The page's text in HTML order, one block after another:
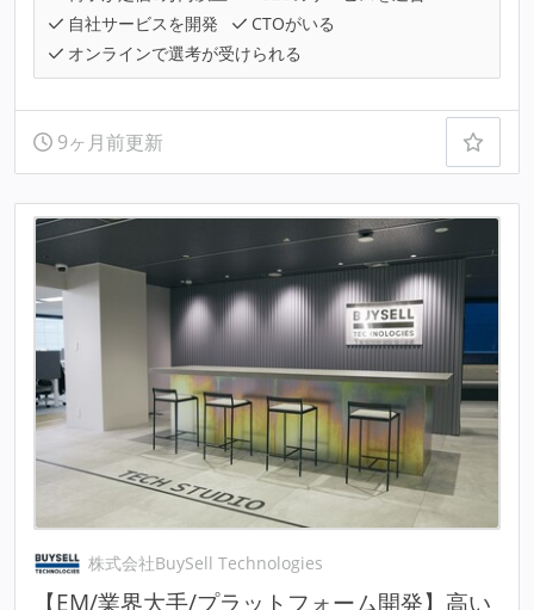
自社サービスを開発
CTOがいる
オンラインで選考が受けられる
9ヶ月前更新
株式会社BuySell Technologies
【EM/業界大手/プラットフォーム開発】高い